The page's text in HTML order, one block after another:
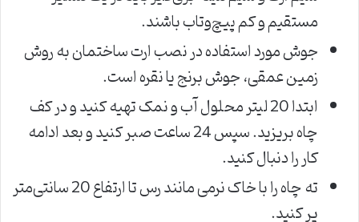
مستقیم و کم پیچ‌وتاب باشند.
جوش مورد استفاده در نصب ارت ساختمان به روش
زمین عمقی، جوش برنج یا نقره است.
ابتدا 20 لیتر محلول آب و نمک تهیه کنید و در کف
چاه بریزید. سپس 24 ساعت صبر کنید و بعد ادامه
کار را دنبال کنید.
ته چاه را با خاک نرمی مانند رس تا ارتفاع 20 سانتی‌متر
پر کنید.